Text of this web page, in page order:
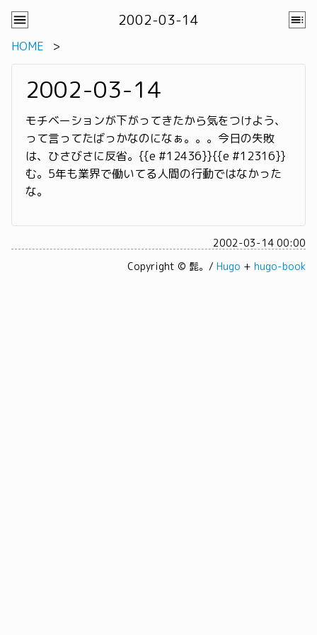
2002-03-14
HOME
2002-03-14
モチベーションが下がってきたから気をつけよう、
って言ってたばっかなのになぁ。。。今日の失敗
は、ひさびさに反省。{{e #12436}}{{e #12316}}
む。5年も業界で働いてる人間の行動ではなかった
な。
2002-03-14 00:00
Copyright © 髭。/ Hugo + hugo-book